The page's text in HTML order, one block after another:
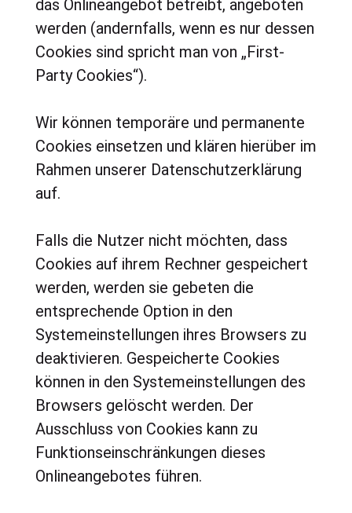
das Onlineangebot betreibt, angeboten
werden (andernfalls, wenn es nur dessen
Cookies sind spricht man von „First-
Party Cookies“).
Wir können temporäre und permanente
Cookies einsetzen und klären hierüber im
Rahmen unserer Datenschutzerklärung
auf.
Falls die Nutzer nicht möchten, dass
Cookies auf ihrem Rechner gespeichert
werden, werden sie gebeten die
entsprechende Option in den
Systemeinstellungen ihres Browsers zu
deaktivieren. Gespeicherte Cookies
können in den Systemeinstellungen des
Browsers gelöscht werden. Der
Ausschluss von Cookies kann zu
Funktionseinschränkungen dieses
Onlineangebotes führen.